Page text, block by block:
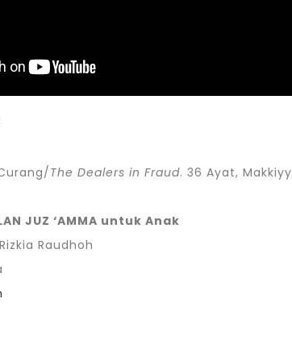
The Dealers in Fraud. 36 Ayat,
JUZ ‘AMMA untuk Anak
Raudhoh